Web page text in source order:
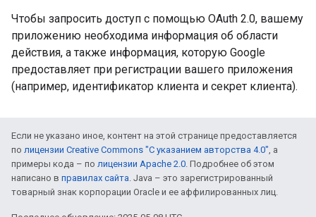
Чтобы запросить доступ с помощью OAuth 2.0, вашему
приложению необходима информация об области
действия, а также информация, которую Google
предоставляет при регистрации вашего приложения
(например, идентификатор клиента и секрет клиента).
Если не указано иное, контент на этой странице предоставляется
по лицензии Creative Commons "С указанием авторства 4.0", а
примеры кода – по лицензии Apache 2.0. Подробнее об этом
написано в правилах сайта. Java – это зарегистрированный
товарный знак корпорации Oracle и ее аффилированных лиц.